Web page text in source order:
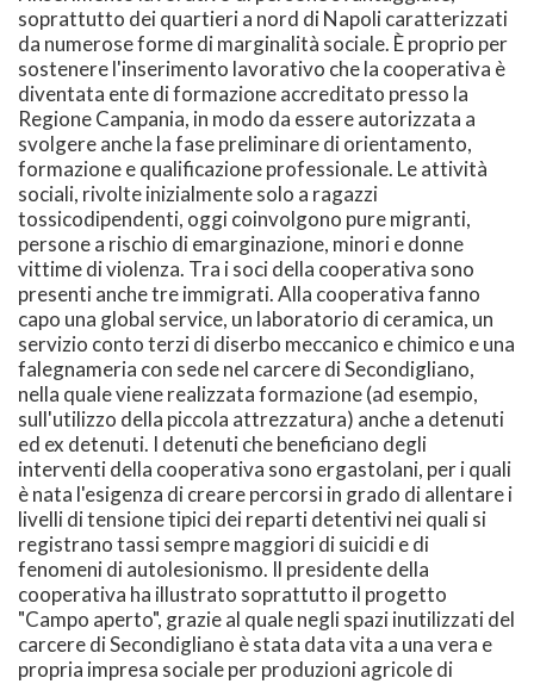
soprattutto dei quartieri a nord di Napoli caratterizzati
da numerose forme di marginalità sociale. È proprio per
sostenere l'inserimento lavorativo che la cooperativa è
diventata ente di formazione accreditato presso la
Regione Campania, in modo da essere autorizzata a
svolgere anche la fase preliminare di orientamento,
formazione e qualificazione professionale. Le attività
sociali, rivolte inizialmente solo a ragazzi
tossicodipendenti, oggi coinvolgono pure migranti,
persone a rischio di emarginazione, minori e donne
vittime di violenza. Tra i soci della cooperativa sono
presenti anche tre immigrati. Alla cooperativa fanno
capo una global service, un laboratorio di ceramica, un
servizio conto terzi di diserbo meccanico e chimico e una
falegnameria con sede nel carcere di Secondigliano,
nella quale viene realizzata formazione (ad esempio,
sull'utilizzo della piccola attrezzatura) anche a detenuti
ed ex detenuti. I detenuti che beneficiano degli
interventi della cooperativa sono ergastolani, per i quali
è nata l'esigenza di creare percorsi in grado di allentare i
livelli di tensione tipici dei reparti detentivi nei quali si
registrano tassi sempre maggiori di suicidi e di
fenomeni di autolesionismo. Il presidente della
cooperativa ha illustrato soprattutto il progetto
"Campo aperto", grazie al quale negli spazi inutilizzati del
carcere di Secondigliano è stata data vita a una vera e
propria impresa sociale per produzioni agricole di